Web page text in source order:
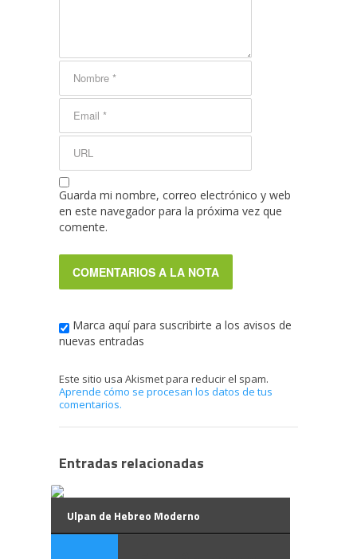
Guarda mi nombre, correo electrónico y web
en este navegador para la próxima vez que
comente.
Marca aquí para suscribirte a los avisos de
nuevas entradas
Este sitio usa Akismet para reducir el spam.
Aprende cómo se procesan los datos de tus
comentarios.
Entradas relacionadas
Ulpan de Hebreo Moderno